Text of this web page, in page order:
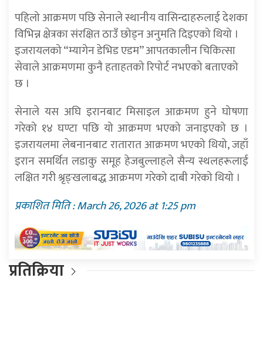
पहिलो आक्रमण पछि सेनाले स्थानीय वासिन्दाहरुलाई देशका
विभिन्न क्षेत्रका संरक्षित ठाउँ छोड्न अनुमति दिइएको थियो ।
इजरायलको “म्यागेन डेभिड एडम” आपतकालीन चिकित्सा
सेवाले आक्रमणमा कुनै हताहतको रिपोर्ट नभएको बताएको
छ ।
सेनाले यस अघि इरानबाट मिसाइल आक्रमण हुने घोषणा
गरेको १४ घण्टा पछि यो आक्रमण भएको जनाइएको छ ।
इजरायलमा लेबनानबाट रातारात आक्रमण भएको थियो, जहाँ
इरान समर्थित लडाकु समूह हेजबुल्लाहले सैन्य स्थलहरूलाई
लक्षित गरी श्रृङ्खलाबद्ध आक्रमण गरेको दाबी गरेको थियो ।
प्रकाशित मिति : March 26, 2026 at 1:25 pm
प्रतिक्रिया